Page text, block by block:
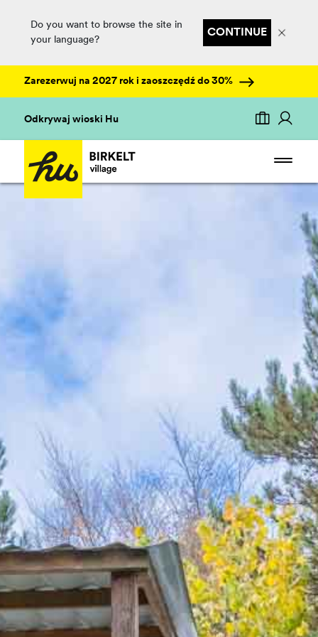
Do you want to browse the site in
your language?
CONTINUE
Zarezerwuj na 2027 rok i zaoszczędź do 30%
Odkrywaj wioski Hu